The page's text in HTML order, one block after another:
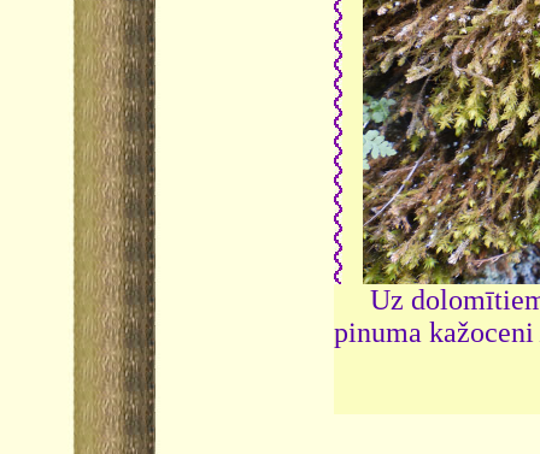
Uz
pinuma